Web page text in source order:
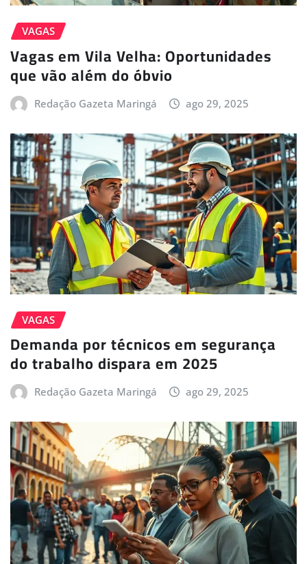
VAGAS
Vagas em Vila Velha: Oportunidades
que vão além do óbvio
Redação Gazeta Maringá ago 29, 2025
VAGAS
Demanda por técnicos em segurança
do trabalho dispara em 2025
Redação Gazeta Maringá ago 29, 2025